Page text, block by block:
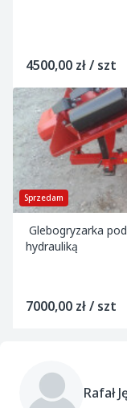
4500,00 zł / szt
Sprzedam
Glebogryzarka
hydrauliką
7000,00 zł / szt
Rafał